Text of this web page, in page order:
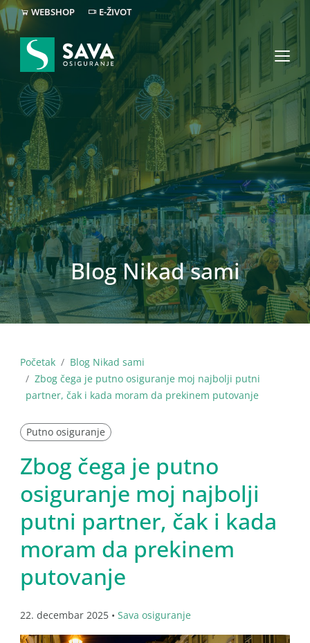
WEBSHOP E-ŽIVOT
Blog Nikad sami
Početak
Blog Nikad sami
Zbog čega je putno osiguranje moj najbolji putni
partner, čak i kada moram da prekinem putovanje
Putno osiguranje
Zbog čega je putno
osiguranje moj najbolji
putni partner, čak i kada
moram da prekinem
putovanje
22. decembar 2025 • Sava osiguranje